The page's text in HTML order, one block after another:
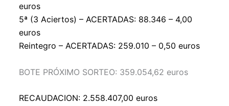
euros
5ª (3 Aciertos) – ACERTADAS: 88.346 – 4,00
euros
Reintegro – ACERTADAS: 259.010 – 0,50 euros
BOTE PRÓXIMO SORTEO: 359.054,62 euros
RECAUDACION: 2.558.407,00 euros